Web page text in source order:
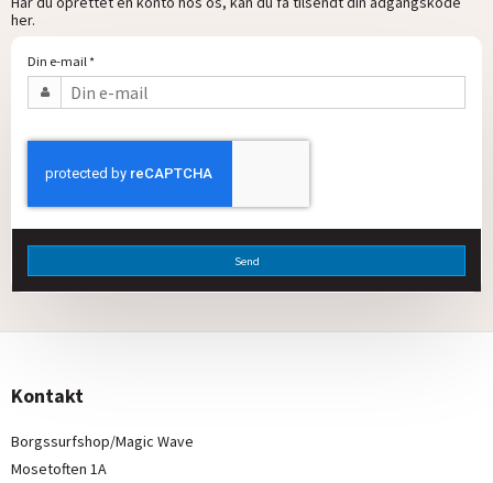
her.
Din e-mail*
Send
Kontakt
Borgssurfshop/Magic Wave
Mosetoften 1A